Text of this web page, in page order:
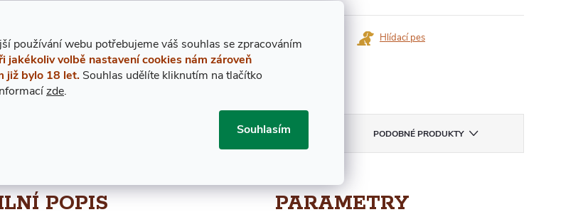
používání webu potřebujeme váš souhlas se zpracováním
jakékoliv volbě nastavení cookies nám zároveň
již bylo 18 let. Souhlas udělíte kliknutím na tlačítko
zde.
Souhlasím
Dotaz k produktu Hlídací pes
Značka:
DOS MADERAS PODOBNÉ PRODUKTY
POPIS
PARAMETRY